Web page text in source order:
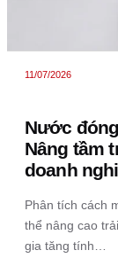
11/07/2026
Nước
Nâng tầm
doanh
Phân tích cách
thể nâng cao
gia tăng tính…